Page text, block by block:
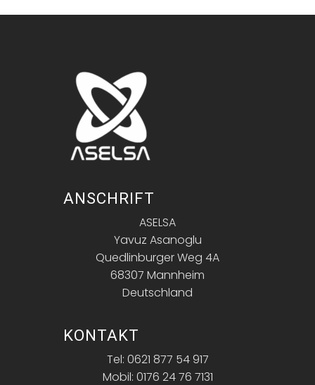
ANSCHRIFT
ASELSA
Yavuz Asanoglu
Quedlinburger Weg 4A
68307 Mannheim
Deutschland
KONTAKT
Tel: 0621 877 54 917
Mobil: 0176 24 76 7131